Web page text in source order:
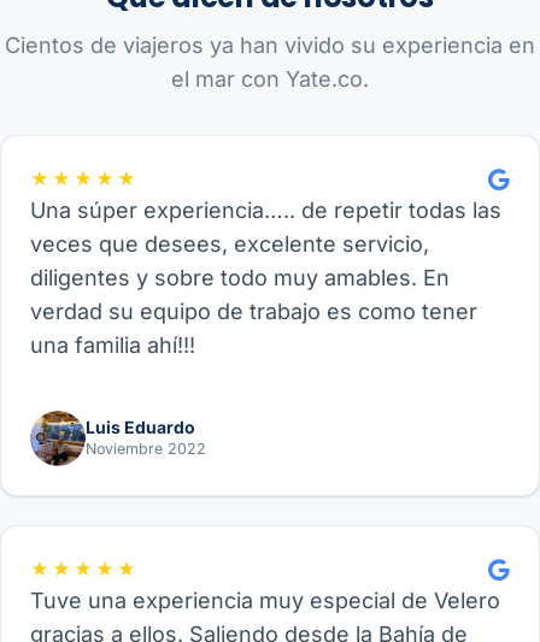
Cientos de viajeros ya han vivido su experiencia en
el mar con Yate.co.
★★★★★
Una súper experiencia….. de repetir todas las
veces que desees, excelente servicio,
diligentes y sobre todo muy amables. En
verdad su equipo de trabajo es como tener
una familia ahí!!!
Luis Eduardo
Noviembre 2022
★★★★★
Tuve una experiencia muy especial de Velero
gracias a ellos. Saliendo desde la Bahía de